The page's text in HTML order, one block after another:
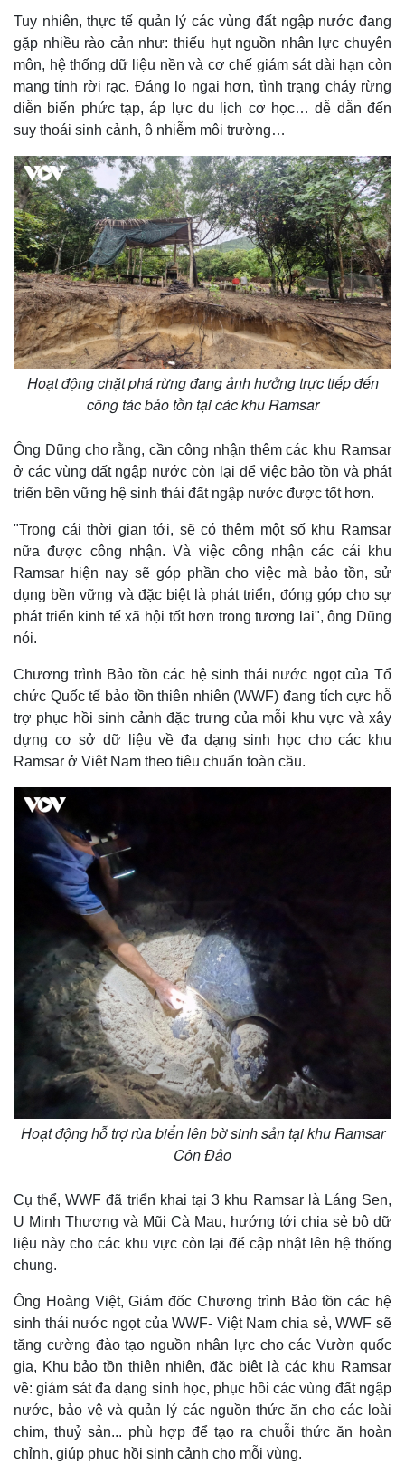
Pháp luật
Vụ án
Tin nóng
Tư vấn luật
Quân sự - Quốc phòng
Tuy nhiên, thực tế quản lý các vùng đất ngập nước đang
gặp nhiều rào cản như: thiếu hụt nguồn nhân lực chuyên
môn, hệ thống dữ liệu nền và cơ chế giám sát dài hạn còn
mang tính rời rạc. Đáng lo ngại hơn, tình trạng cháy rừng
diễn biến phức tạp, áp lực du lịch cơ học… dễ dẫn đến
suy thoái sinh cảnh, ô nhiễm môi trường…
Hoạt động chặt phá rừng đang ảnh hưởng trực tiếp đến
công tác bảo tồn tại các khu Ramsar
Ông Dũng cho rằng, cần công nhận thêm các khu Ramsar
ở các vùng đất ngập nước còn lại để việc bảo tồn và phát
triển bền vững hệ sinh thái đất ngập nước được tốt hơn.
"Trong cái thời gian tới, sẽ có thêm một số khu Ramsar
nữa được công nhận. Và việc công nhận các cái khu
Ramsar hiện nay sẽ góp phần cho việc mà bảo tồn, sử
dụng bền vững và đặc biệt là phát triển, đóng góp cho sự
phát triển kinh tế xã hội tốt hơn trong tương lai", ông Dũng
nói.
Chương trình Bảo tồn các hệ sinh thái nước ngọt của Tổ
chức Quốc tế bảo tồn thiên nhiên (WWF) đang tích cực hỗ
trợ phục hồi sinh cảnh đặc trưng của mỗi khu vực và xây
dựng cơ sở dữ liệu về đa dạng sinh học cho các khu
Ramsar ở Việt Nam theo tiêu chuẩn toàn cầu.
Hoạt động hỗ trợ rùa biển lên bờ sinh sản tại khu Ramsar
Côn Đảo
Cụ thể, WWF đã triển khai tại 3 khu Ramsar là Láng Sen,
U Minh Thượng và Mũi Cà Mau, hướng tới chia sẻ bộ dữ
liệu này cho các khu vực còn lại để cập nhật lên hệ thống
chung.
Ông Hoàng Việt, Giám đốc Chương trình Bảo tồn các hệ
sinh thái nước ngọt của WWF- Việt Nam chia sẻ, WWF sẽ
tăng cường đào tạo nguồn nhân lực cho các Vườn quốc
gia, Khu bảo tồn thiên nhiên, đặc biệt là các khu Ramsar
về: giám sát đa dạng sinh học, phục hồi các vùng đất ngập
nước, bảo vệ và quản lý các nguồn thức ăn cho các loài
chim, thuỷ sản... phù hợp để tạo ra chuỗi thức ăn hoàn
chỉnh, giúp phục hồi sinh cảnh cho mỗi vùng.